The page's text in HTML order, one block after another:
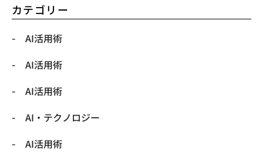
カテゴリー
AI活用術
AI活用術
AI活用術
​AI・テクノロジー
​AI活用術